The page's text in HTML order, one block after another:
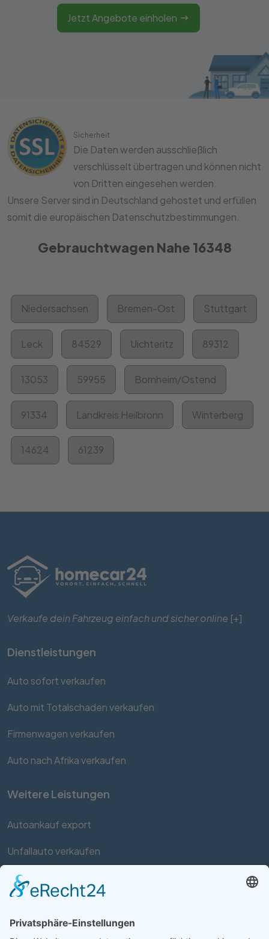
Jetzt Angebote einholen
Sicherheit
Die Daten werden ausschließlich
verschlüsselt übertragen und können nicht
von Dritten eingesehen werden.
Unsere Server sind in Deutschland gehostet und erfüllen
somit die europäischen Datenschutzbestimmungen.
Gebrauchtwagen Nahe 16348
Niedersachsen Bremen-Ost Stuttgart
Leck 84529 Uichteritz 89312
13053 59955 Bornheim/Ostend
91334 Landkreis Heilbronn Winterberg
14624 61239
Verkaufe dein Fahrzeug einfach und sicher online [+]
Dienstleistungen
Auto sofort verkaufen
Auto mit Totalschaden verkaufen
Firmenwagen verkaufen
Auto nach Afrika verkaufen
Weitere Leistungen
Autoankauf export
Unfallauto verkaufen
Auto mit Motorschaden verkaufen